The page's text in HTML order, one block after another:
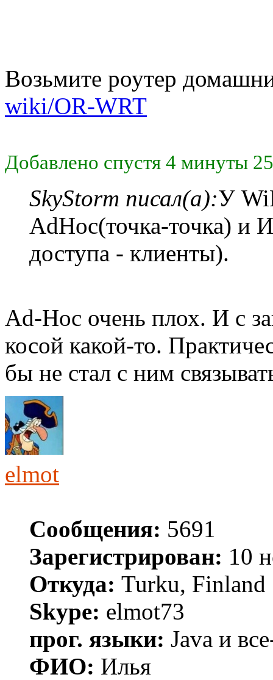
Возьмите роутер
wiki/OR-WRT
Добавлено спустя 4 минуты
SkyStorm писал(а):У
AdHoc(точка-точка) и
доступа - клиенты).
Ad-Hoc очень плох. И с
косой какой-то.
бы не стал с ним
elmot
Сообщения: 5691
Зарегистрирован: 10
Откуда: Turku, Finland
Skype: elmot73
прог. языки: Java и
ФИО: Илья